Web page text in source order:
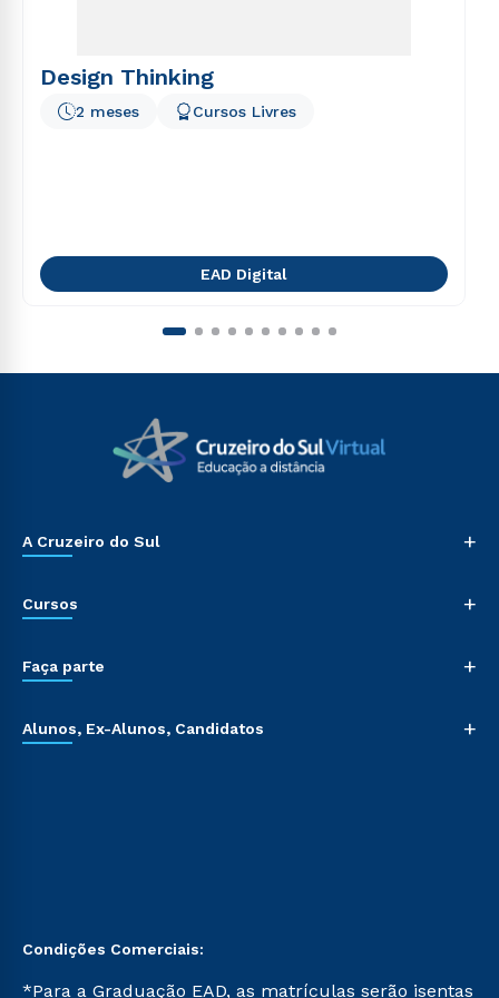
Design Thinking
2 meses Cursos Livres
EAD Digital
A Cruzeiro do Sul +
Cursos +
Faça parte +
Alunos, Ex-Alunos, Candidatos +
Condições Comerciais:
*Para a Graduação EAD, as matrículas serão isentas